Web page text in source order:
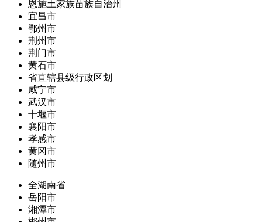
恩施土家族苗族自治州
宜昌市
鄂州市
荆州市
荆门市
黄石市
省直辖县级行政区划
咸宁市
武汉市
十堰市
襄阳市
孝感市
黄冈市
随州市
全湖南省
岳阳市
湘潭市